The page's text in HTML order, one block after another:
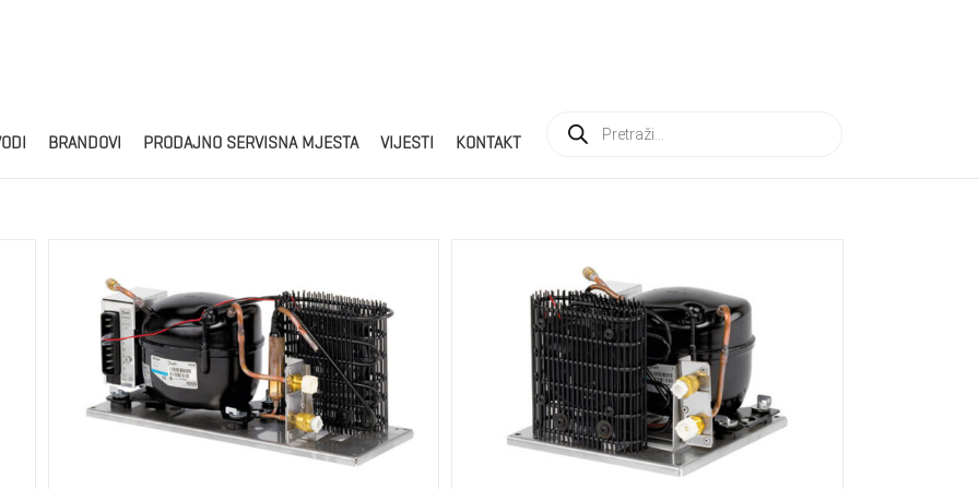
BRANDOVI PRODAJNO SERVISNA MJESTA VIJESTI KONTAKT
Products
search